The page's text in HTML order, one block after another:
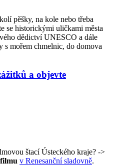
pěšky, na kole nebo třeba
se historickými uličkami města
dědictví UNESCO a dále
s mořem chmelnic, do domova
a objevte
štací Ústeckého kraje? ->
v Renesanční sladovně.